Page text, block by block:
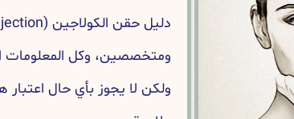
ومتخصصين، وكل المعلومات
ولكن لا يجوز بأي حال اعتبار